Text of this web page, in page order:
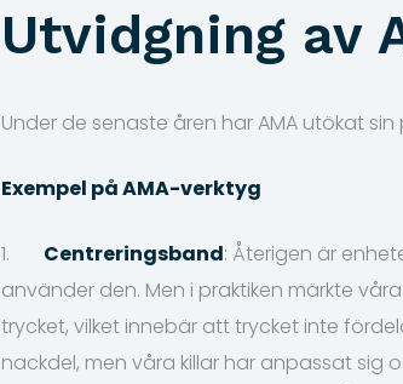
Utvidgning av
Under de senaste åren har AMA utökat
Exempel på AMA-verktyg
1. Centreringsband: Återigen är
använder den. Men i praktiken märkte
trycket, vilket innebär att trycket inte
nackdel, men våra killar har anpassat sig